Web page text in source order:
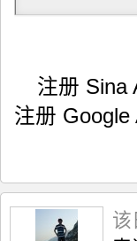
注册
注册
该